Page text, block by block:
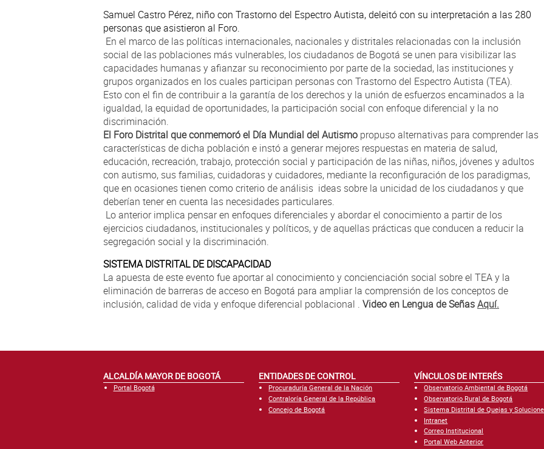
Samuel Castro Pérez, niño con Trastorno del Espectro Autista, deleitó con su interpretación a las 280
personas que asistieron al Foro.
En el marco de las políticas internacionales, nacionales y distritales relacionadas con la inclusión
social de las poblaciones más vulnerables, los ciudadanos de Bogotá se unen para visibilizar las
capacidades humanas y afianzar su reconocimiento por parte de la sociedad, las instituciones y
grupos organizados en los cuales participan personas con Trastorno del Espectro Autista (TEA).
Esto con el fin de contribuir a la garantía de los derechos y la unión de esfuerzos encaminados a la
igualdad, la equidad de oportunidades, la participación social con enfoque diferencial y la no
discriminación.
El Foro Distrital que conmemoró el Día Mundial del Autismo propuso alternativas para comprender las
características de dicha población e instó a generar mejores respuestas en materia de salud,
educación, recreación, trabajo, protección social y participación de las niñas, niños, jóvenes y adultos
con autismo, sus familias, cuidadoras y cuidadores, mediante la reconfiguración de los paradigmas,
que en ocasiones tienen como criterio de análisis ideas sobre la unicidad de los ciudadanos y que
deberían tener en cuenta las necesidades particulares.
Lo anterior implica pensar en enfoques diferenciales y abordar el conocimiento a partir de los
ejercicios ciudadanos, institucionales y políticos, y de aquellas prácticas que conducen a reducir la
segregación social y la discriminación.
SISTEMA DISTRITAL DE DISCAPACIDAD
La apuesta de este evento fue aportar al conocimiento y concienciación social sobre el TEA y la
eliminación de barreras de acceso en Bogotá para ampliar la comprensión de los conceptos de
inclusión, calidad de vida y enfoque diferencial poblacional . Video en Lengua de SeñasAquí.
ALCALDÍA MAYOR DE BOGOTÁ
Portal Bogotá
ENTIDADES DE CONTROL
Procuraduría General de la Nación
Contraloría General de la República
Concejo de Bogotá
VÍNCULOS DE INTERÉS
Observatorio Ambiental de Bogotá
Observatorio Rural de Bogotá
Sistema Distrital de Quejas y
Intranet
Correo Institucional
Portal Web Anterior